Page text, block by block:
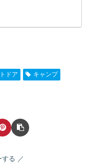
ドア
キャンプ
する